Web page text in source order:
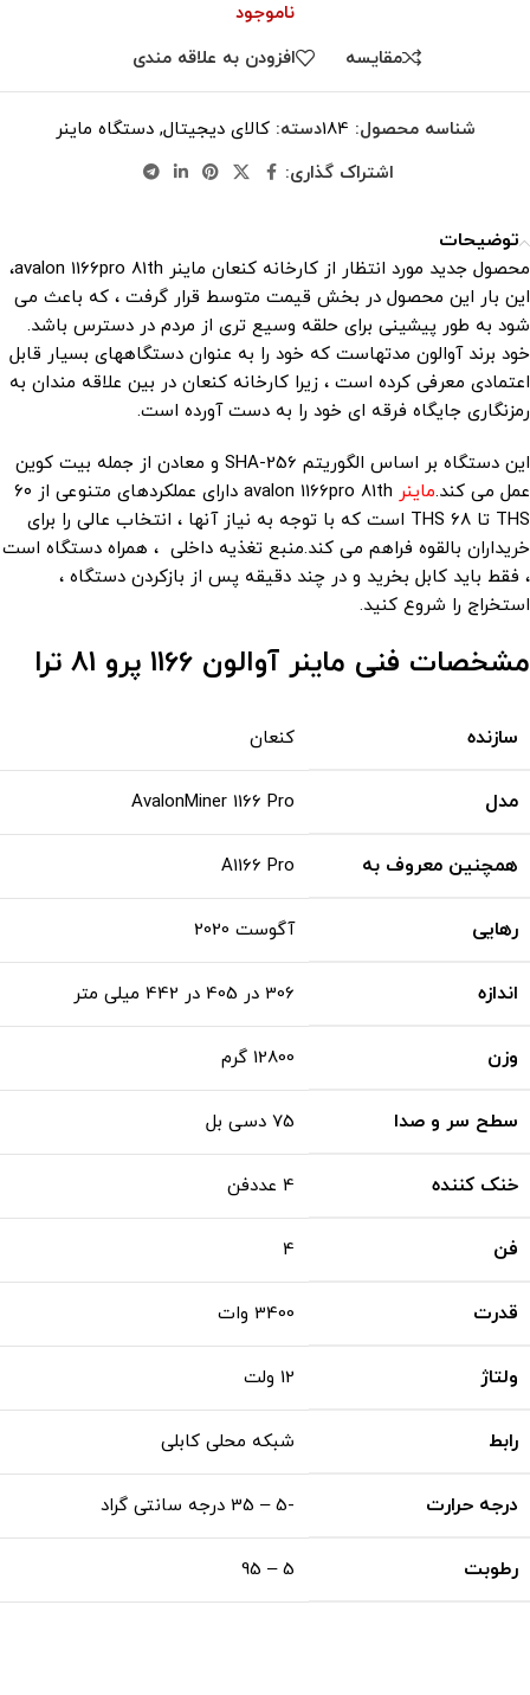
ناموجود
مقايسه
افزودن به علاقه مندی
شناسه محصول: 184دسته: کالای دیجیتال, دستگاه ماینر
اشتراک گذاری:
توضیحات
محصول جدید مورد انتظار از کارخانه کنعان ماینر avalon 1166pro 81th،
این بار این محصول در بخش قیمت متوسط ​​قرار گرفت ، که باعث می
شود به طور پیشینی برای حلقه وسیع تری از مردم در دسترس باشد.
خود برند آوالون مدتهاست که خود را به عنوان دستگاههای بسیار قابل
اعتمادی معرفی کرده است ، زیرا کارخانه کنعان در بین علاقه مندان به
رمزنگاری جایگاه فرقه ای خود را به دست آورده است.
این دستگاه بر اساس الگوریتم SHA-256 و معادن از جمله بیت کوین
عمل می کند.ماینر
avalon 1166pro 81th دارای عملکردهای متنوعی از ۶۰
THS تا ۶۸ THS است که با توجه به نیاز آنها ، انتخاب عالی را برای
خریداران بالقوه فراهم می کند.منبع تغذیه داخلی ، همراه دستگاه است
، فقط باید کابل بخرید و در چند دقیقه پس از بازکردن دستگاه ،
استخراج را شروع کنید.
مشخصات فنی ماینر آوالون 1166 پرو 81 ترا
سازنده کنعان
مدل AvalonMiner 1166 Pro
همچنین معروف به A1166 Pro
رهایی آگوست 2020
اندازه 306 در 405 در 442 میلی متر
وزن 12800 گرم
سطح سر و صدا 75 دسی بل
خنک کننده 4 عددفن
فن 4
قدرت 3400 وات
ولتاژ 12 ولت
رابط شبکه محلی کابلی
درجه حرارت -5 – 35 درجه سانتی گراد
رطوبت 5 – 95